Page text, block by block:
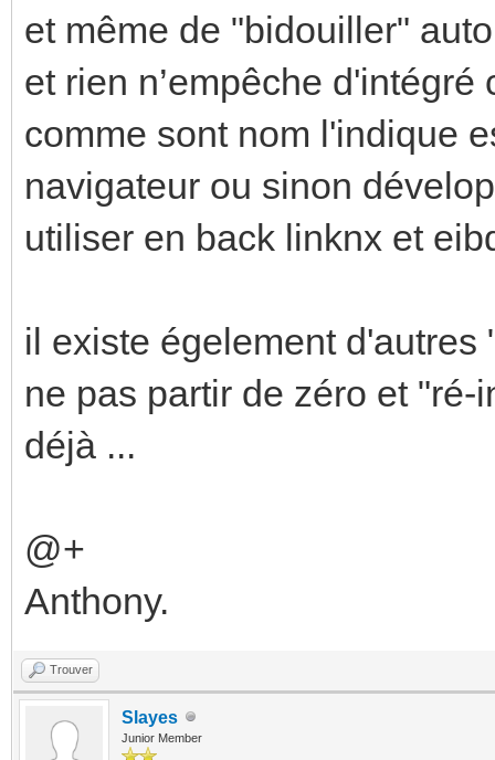
et même de "bidouiller"
et rien n’empêche
comme sont nom l'indique
navigateur ou sinon
utiliser en back linknx et
il existe égelement
ne pas partir de zéro et
déjà ...
@+
Anthony.
Trouver
Slayes
Junior Member